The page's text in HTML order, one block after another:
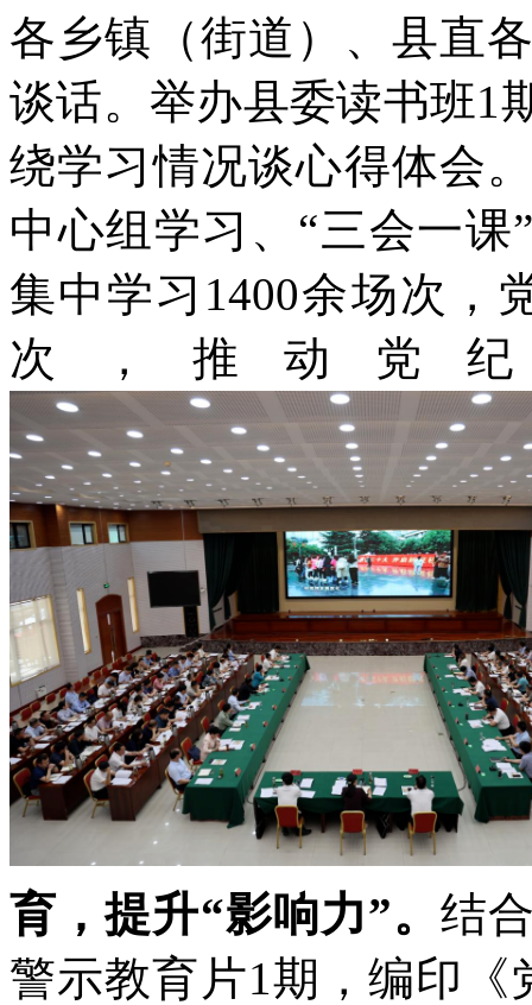
各乡镇（街道）、县直
谈话。举办县委读书班1
绕学习情况谈心得体会
中心组学习、“三会一课
集中学习1400余场次，
次，推动党
育，提升“影响力”。结
警示教育片1期，编印